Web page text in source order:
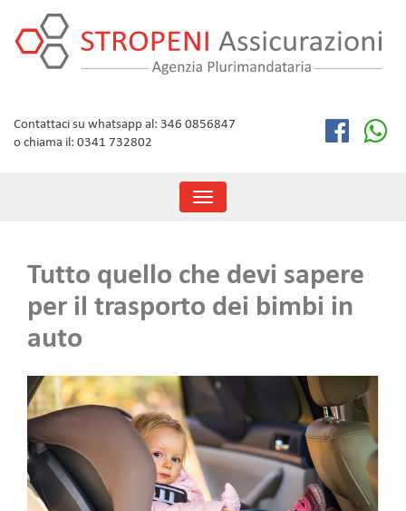
content
Contattaci su whatsapp al: 346 0856847
o chiama il: 0341 732802
Toggle
navigation
Tutto quello che devi sapere
per il trasporto dei bimbi in
auto